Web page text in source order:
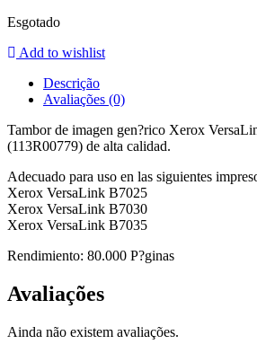
Esgotado
Add to wishlist
Descrição
Avaliações (0)
Tambor de imagen gen?rico Xerox
(113R00779) de alta calidad.
Adecuado para uso en las siguientes
Xerox VersaLink B7025
Xerox VersaLink B7030
Xerox VersaLink B7035
Rendimiento: 80.000 P?ginas
Avaliações
Ainda não existem avaliações.